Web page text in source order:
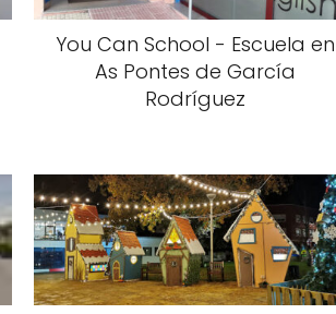
You Can School - Escuela en
As Pontes de García
Rodríguez